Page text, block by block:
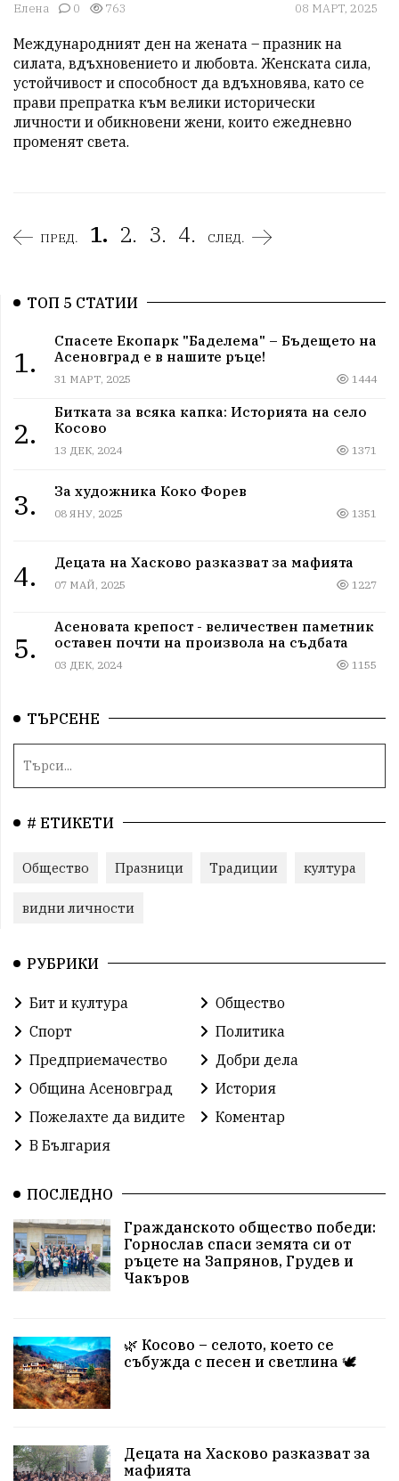
Елена 0 763 08 МАРТ, 2025
Международният ден на жената – празник на
силата, вдъхновението и любовта. Женската сила,
устойчивост и способност да вдъхновява, като се
прави препратка към велики исторически
личности и обикновени жени, които ежедневно
променят света.
ПРЕД. 1. 2. 3. 4. СЛЕД.
ТОП 5 СТАТИИ
1.
Спасете Екопарк "Баделема" – Бъдещето на
Асеновград е в нашите ръце!
31 МАРТ, 2025 1444
2.
Битката за всяка капка: Историята на село
Косово
13 ДЕК, 2024 1371
3. За художника Коко Форев
08 ЯНУ, 2025 1351
4. Децата на Хасково разказват за мафията
07 МАЙ, 2025 1227
5.
Асеновата крепост - величествен паметник
оставен почти на произвола на съдбата
03 ДЕК, 2024 1155
ТЪРСЕНЕ
# ЕТИКЕТИ
Общество Празници Традиции култура
видни личности
РУБРИКИ
Бит и култура
Общество
Спорт
Политика
Предприемачество
Добри дела
Община Асеновград
История
Пожелахте да видите
Коментар
В България
ПОСЛЕДНО
Гражданското общество победи:
Горнослав спаси земята си от
ръцете на Запрянов, Грудев и
Чакъров
🌿 Косово – селото, което се
събужда с песен и светлина 🕊️
Децата на Хасково разказват за
мафията